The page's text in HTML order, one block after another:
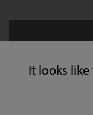
It looks
X-ray
technique